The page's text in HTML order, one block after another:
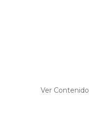
Ver Contenido